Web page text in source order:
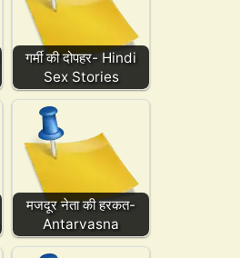
गर्मी की दोपहर- Hindi
Sex Stories
मजदूर नेता की हरकत-
Antarvasna